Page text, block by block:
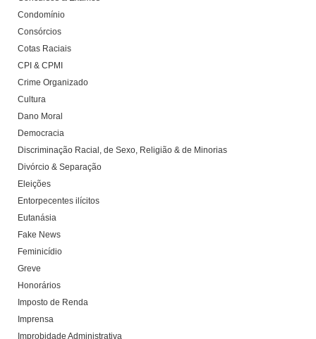
Condomínio
Consórcios
Cotas Raciais
CPI & CPMI
Crime Organizado
Cultura
Dano Moral
Democracia
Discriminação Racial, de Sexo, Religião & de Minorias
Divórcio & Separação
Eleições
Entorpecentes ilícitos
Eutanásia
Fake News
Feminicídio
Greve
Honorários
Imposto de Renda
Imprensa
Improbidade Administrativa